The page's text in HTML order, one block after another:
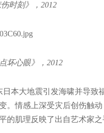
时刻》，2012
坏心眼》，2012
日本大地震引发海啸并导
。情感上深受灾后创伤触
的肌理反映了出自艺术家